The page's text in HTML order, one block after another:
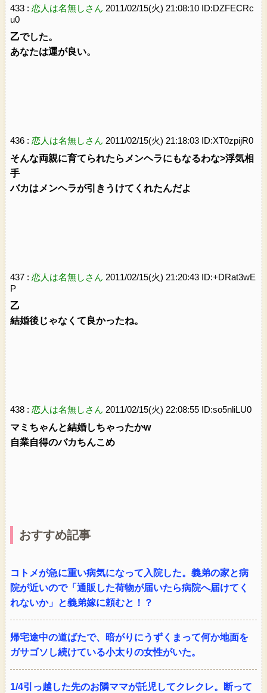
433 : 恋人は名無しさん 2011/02/15(火) 21:08:10 ID:DZFECRc
u0
乙でした。
あなたは運が良い。
436 : 恋人は名無しさん 2011/02/15(火) 21:18:03 ID:XT0zpijR0
そんな両親に育てられたらメンヘラにもなるわな>浮気相
手
バカはメンヘラが引きうけてくれたんだよ
437 : 恋人は名無しさん 2011/02/15(火) 21:20:43 ID:+DRat3wE
P
乙
結婚後じゃなくて良かったね。
438 : 恋人は名無しさん 2011/02/15(火) 22:08:55 ID:so5nliLU0
マミちゃんと結婚しちゃったかw
自業自得のバカちんこめ
おすすめ記事
コトメが急に重い病気になって入院した。義弟の家と病
院が近いので「通販した荷物が届いたら病院へ届けてく
れないか」と義弟嫁に頼むと！？
帰宅途中の道ばたで、暗がりにうずくまって何か地面を
ガサゴソし続けている小太りの女性がいた。
1/4引っ越した先のお隣ママが託児してクレクレ。断って